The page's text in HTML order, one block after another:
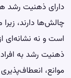
دارای ذهنیت رشد
چالش‌ها دارند،
است و نه نشانه‌ای از
ذهنیت رشد به
موانع،